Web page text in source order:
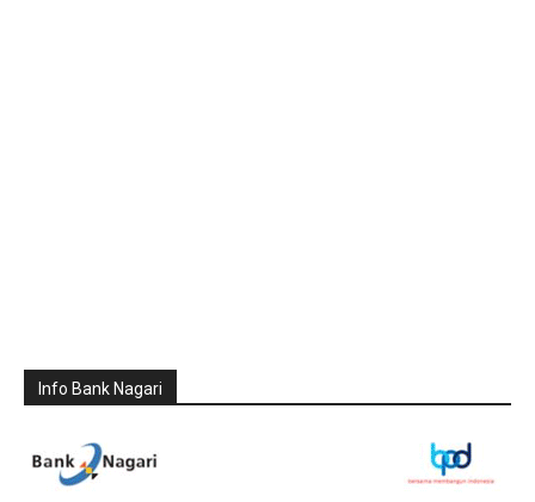
Info Bank Nagari